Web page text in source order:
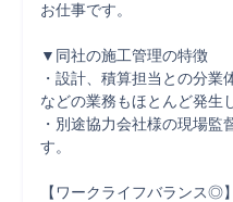
お仕事です。
▼同社の施工管理の特徴
・設計、積算担当との分
などの業務もほとんど発生
・別途協力会社様の現場監
す。
【ワークライフバランス◎】